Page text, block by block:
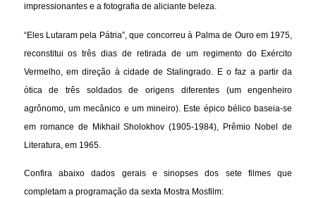
impressionantes e a fotografia de aliciante beleza.
“Eles Lutaram pela Pátria”, que concorreu à Palma de Ouro em 1975,
reconstitui os três dias de retirada de um regimento do Exército
Vermelho, em direção à cidade de Stalingrado. E o faz a partir da
ótica de três soldados de origens diferentes (um engenheiro
agrônomo, um mecânico e um mineiro). Este épico bélico baseia-se
em romance de Mikhail Sholokhov (1905-1984), Prêmio Nobel de
Literatura, em 1965.
Confira abaixo dados gerais e sinopses dos sete filmes que
completam a programação da sexta Mostra Mosfilm: